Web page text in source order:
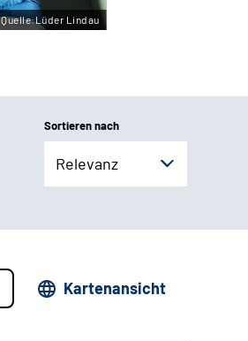
Quelle:Lüder Lindau
Sortieren nach
Relevanz
Kartenansicht